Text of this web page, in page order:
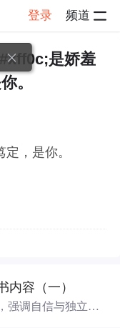
登录 频道
情
是娇羞
。
，是你。
内容（一）
强调自信与独立的